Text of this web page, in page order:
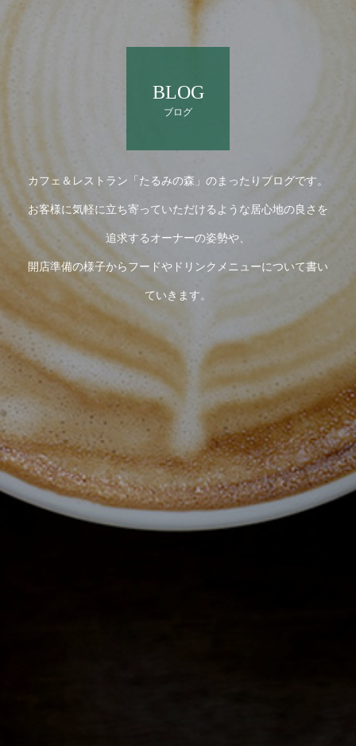
BLOG
ブログ
カフェ＆レストラン「たるみの森」のまったりブログです。
お客様に気軽に立ち寄っていただけるような居心地の良さを
追求するオーナーの姿勢や、
開店準備の様子からフードやドリンクメニューについて書い
ていきます。